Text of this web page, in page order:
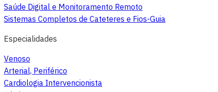
Saúde Digital e Monitoramento Remoto
Sistemas Completos de Cateteres e Fios-Guia
Especialidades
Venoso
Arterial, Periférico
Cardiologia Intervencionista